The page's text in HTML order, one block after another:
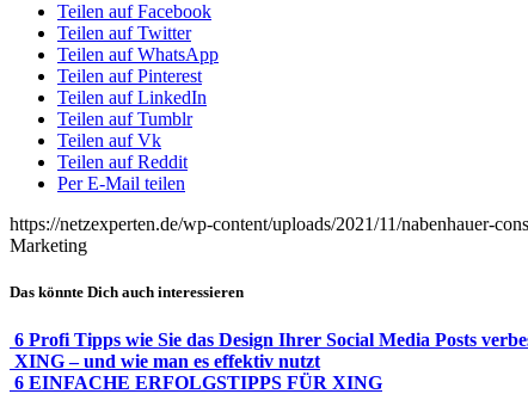
Teilen auf Facebook
Teilen auf Twitter
Teilen auf WhatsApp
Teilen auf Pinterest
Teilen auf LinkedIn
Teilen auf Tumblr
Teilen auf Vk
Teilen auf Reddit
Per E-Mail teilen
https://netzexperten.de/wp-content/uploads/2021/11/nabenhauer-
Marketing
Das könnte Dich auch interessieren
6 Profi Tipps wie Sie das Design Ihrer Social Media Posts
XING – und wie man es effektiv nutzt
6 EINFACHE ERFOLGSTIPPS FÜR XING